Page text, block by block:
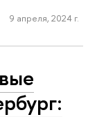
9 апреля, 2024 г.